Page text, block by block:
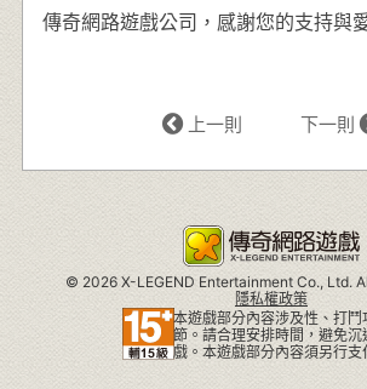
傳奇網路遊戲公司，感謝您的支持與
上一則 下一則
© 2026 X-LEGEND Entertainment Co., Ltd.
隱私權政策
本遊戲部分內容涉及性、打鬥
節。請合理安排時間，避免沉
戲。本遊戲部分內容須另行支